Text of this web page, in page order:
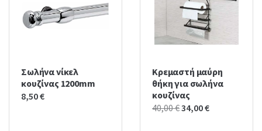
Σωλήνα νίκελ
κουζίνας 1200mm
8,50€
Κρεμαστή μαύρη
θήκη για σωλήνα
κουζίνας
40,00€Original
34,00€Current